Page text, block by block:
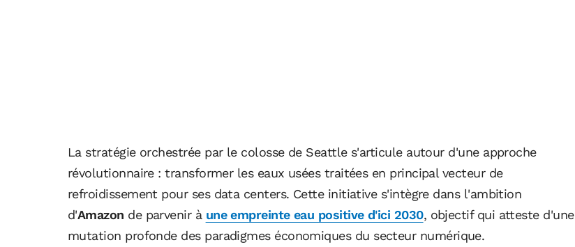
La stratégie orchestrée par le colosse de Seattle s'articule autour d'une approche
révolutionnaire : transformer les eaux usées traitées en principal vecteur de
refroidissement pour ses data centers. Cette initiative s'intègre dans l'ambition
d'Amazon de parvenir à une empreinte eau positive d'ici 2030, objectif qui atteste d'une
mutation profonde des paradigmes économiques du secteur numérique.